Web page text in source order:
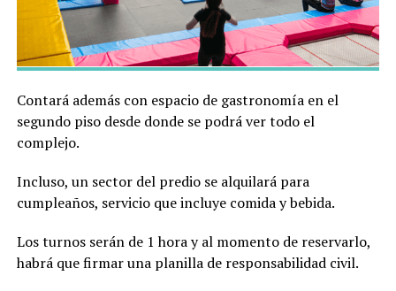
Contará además con espacio de gastronomía en el
segundo piso desde donde se podrá ver todo el
complejo.
Incluso, un sector del predio se alquilará para
cumpleaños, servicio que incluye comida y bebida.
Los turnos serán de 1 hora y al momento de reservarlo,
habrá que firmar una planilla de responsabilidad civil.